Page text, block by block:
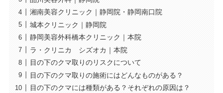
湘南美容クリニック｜静岡院・静岡南口院
城本クリニック｜静岡院
静岡美容外科橋本クリニック｜本院
ラ・クリニカ シズオカ｜本院
目の下のクマ取りのリスクについて
目の下のクマ取りの施術にはどんなものがある？
目の下のクマには種類がある？それぞれの原因は？